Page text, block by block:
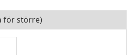
för större)